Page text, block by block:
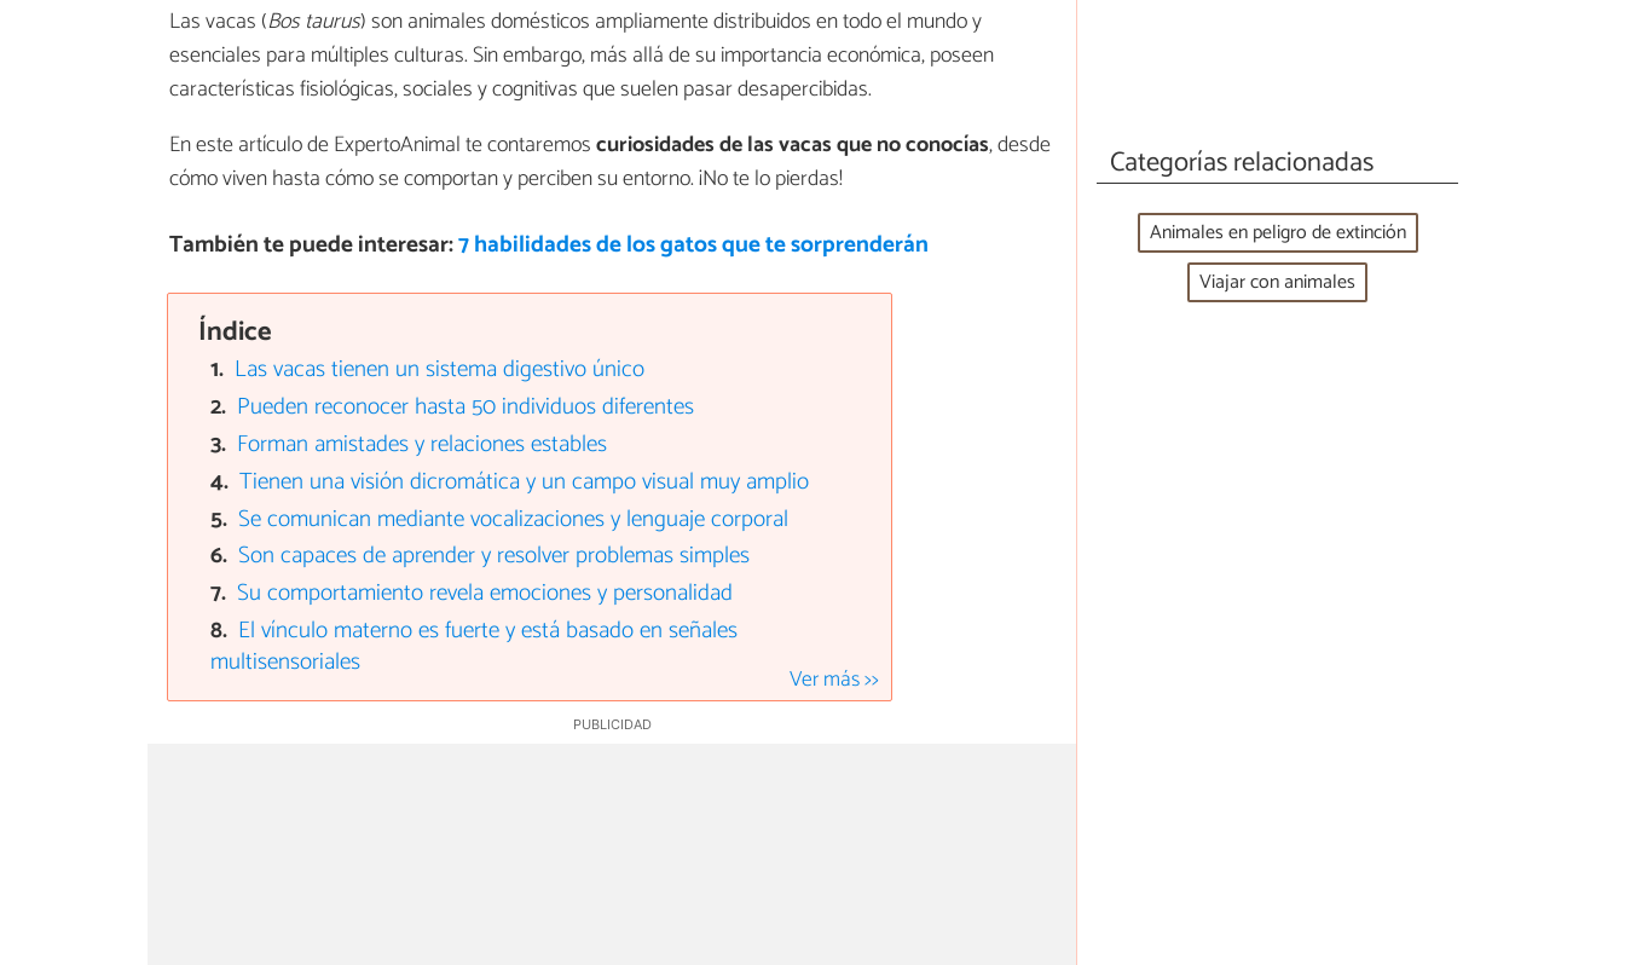
Las vacas (Bos taurus) son animales domésticos ampliamente distribuidos en todo el mundo y
esenciales para múltiples culturas. Sin embargo, más allá de su importancia económica, poseen
características fisiológicas, sociales y cognitivas que suelen pasar desapercibidas.
En este artículo de ExpertoAnimal te contaremoscuriosidades de las vacas que no conocías, desde
cómo viven hasta cómo se comportan y perciben su entorno. ¡No te lo pierdas!
También te puede interesar:7 habilidades de los gatos que te sorprenderán
Índice
Las vacas tienen un sistema digestivo único
Pueden reconocer hasta 50 individuos diferentes
Forman amistades y relaciones estables
Tienen una visión dicromática y un campo visual muy amplio
Se comunican mediante vocalizaciones y lenguaje corporal
Son capaces de aprender y resolver problemas simples
Su comportamiento revela emociones y personalidad
El vínculo materno es fuerte y está basado en señales
multisensoriales
Ver más >>
Categorías relacionadas
Animales en peligro de extinción
Viajar con animales